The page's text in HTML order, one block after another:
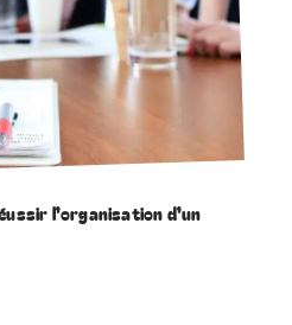
l’organisation d’un